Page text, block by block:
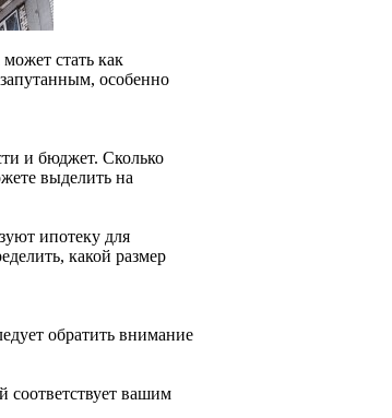
стать как
особенно
и бюджет. Сколько
выделить на
ипотеку для
какой размер
обратить внимание
вашим